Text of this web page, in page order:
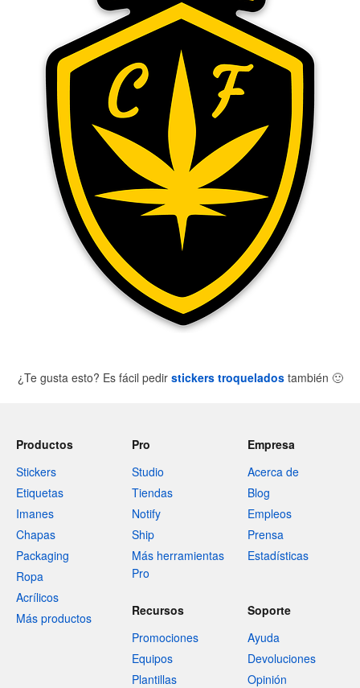
¿Te gusta esto? Es fácil pedir stickers troqueladostambién 🙂
Productos
Stickers
Etiquetas
Imanes
Chapas
Packaging
Ropa
Acrílicos
Más productos
Pro
Studio
Tiendas
Notify
Ship
Más herramientas
Pro
Empresa
Acerca de
Blog
Empleos
Prensa
Estadísticas
Recursos
Promociones
Equipos
Plantillas
Soporte
Ayuda
Devoluciones
Opinión